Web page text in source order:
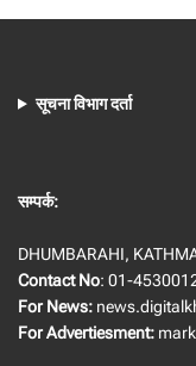
सूचना विभाग दर्ता
सम्पर्क:
DHUMBARAHI,
Contact No: 01-
For News:
For Advertiesment: